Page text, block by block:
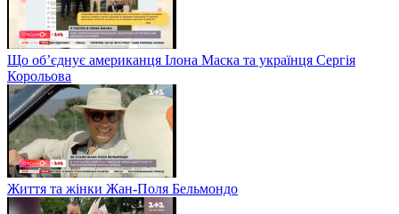
Що об’єднує американця Ілона Маска та українця Сергія
Корольова
Життя та жінки Жан-Поля Бельмондо